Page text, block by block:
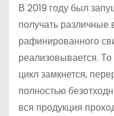
В 2019 году был
получать различные
рафинированного
реализовывается.
цикл замкнется,
полностью
вся продукция